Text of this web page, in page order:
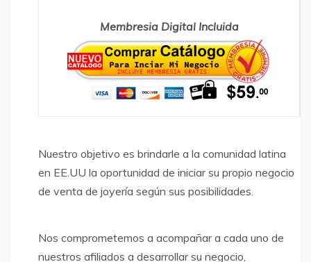
Membresia Digital Incluida
Nuestro objetivo es brindarle a la comunidad latina
en EE.UU la oportunidad de iniciar su propio negocio
de venta de joyería según sus posibilidades.
Nos comprometemos a acompañar a cada uno de
nuestros afiliados a desarrollar su negocio,